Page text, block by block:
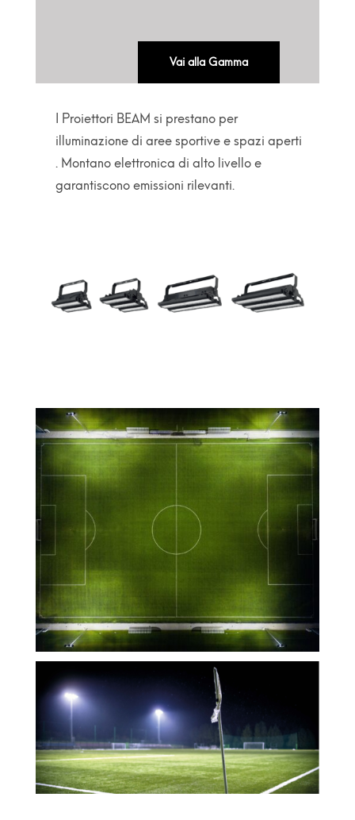
Vai alla Gamma
I Proiettori BEAM si prestano per
illuminazione di aree sportive e spazi aperti
. Montano elettronica di alto livello e
garantiscono emissioni rilevanti.